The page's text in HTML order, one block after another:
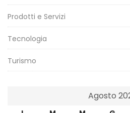
Prodotti e Servizi
Tecnologia
Turismo
Agosto